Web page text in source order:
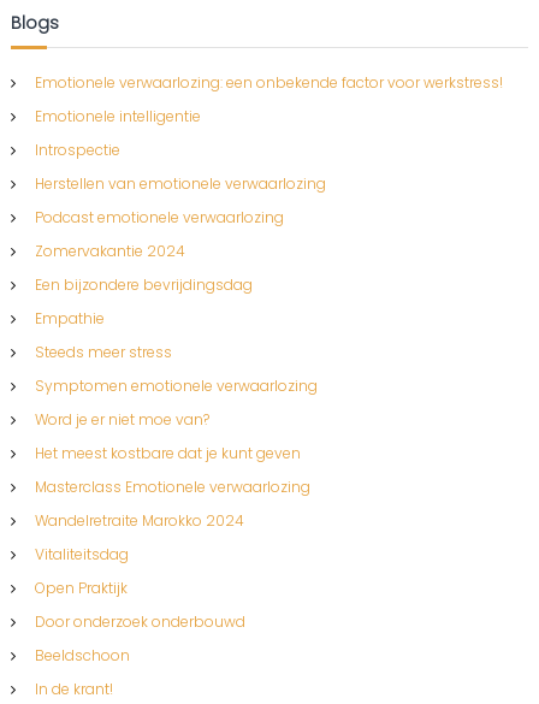
m
e
e
r
i
c
h
t
e
n
n
a
v
i
g
Blogs
Emotionele verwaarlozing: een onbekende factor voor werkstress!
Emotionele intelligentie
Introspectie
Herstellen van emotionele verwaarlozing
Podcast emotionele verwaarlozing
Zomervakantie 2024
Een bijzondere bevrijdingsdag
Empathie
Steeds meer stress
Symptomen emotionele verwaarlozing
Word je er niet moe van?
Het meest kostbare dat je kunt geven
Masterclass Emotionele verwaarlozing
Wandelretraite Marokko 2024
Vitaliteitsdag
Open Praktijk
Door onderzoek onderbouwd
Beeldschoon
In de krant!